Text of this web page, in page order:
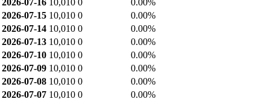
2026-07-16 10,010 0
0.00%
2026-07-15 10,010 0
0.00%
2026-07-14 10,010 0
0.00%
2026-07-13 10,010 0
0.00%
2026-07-10 10,010 0
0.00%
2026-07-09 10,010 0
0.00%
2026-07-08 10,010 0
0.00%
2026-07-07 10,010 0 0.00%